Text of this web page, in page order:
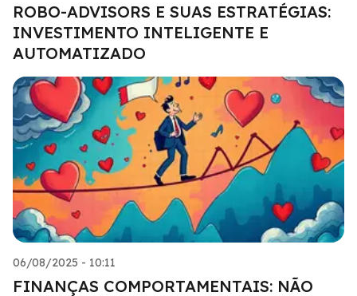
ROBO-ADVISORS E SUAS ESTRATÉGIAS:
INVESTIMENTO INTELIGENTE E
AUTOMATIZADO
06/08/2025 - 10:11
FINANÇAS COMPORTAMENTAIS: NÃO